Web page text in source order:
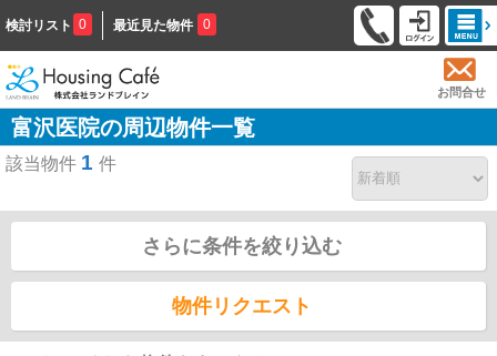
検討リスト 0 最近見た物件 0
お問合せ
富沢医院の周辺物件一覧
該当物件 1 件
さらに条件を絞り込む
物件リクエスト